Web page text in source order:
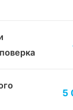
5